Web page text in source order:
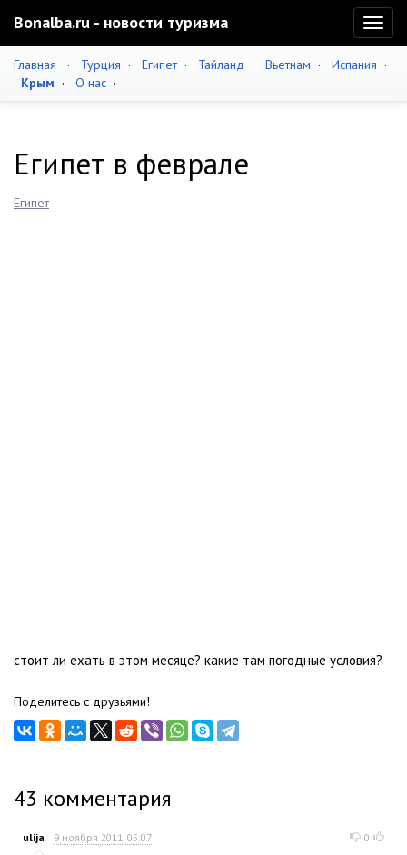
Bonalba.ru - новости туризма
Главная · Турция · Египет· Тайланд · Вьетнам · Испания ·
Крым · О нас ·
Египет в феврале
Египет
стоит ли ехать в этом месяце? какие там погодные условия?
Поделитесь с друзьями!
43 комментария
ulija 9 ноября 2011, 05:07 0